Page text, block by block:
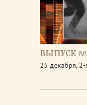
ВЫПУСК
25 декабря, 2-